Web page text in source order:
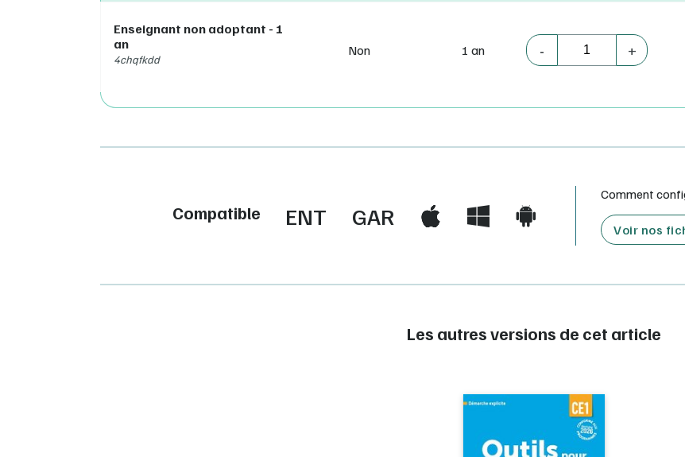
Enseignant non adoptant - 1
an
4chqfkdd
Non 1 an - +
Compatible ENT GAR
Comment
Voir nos
Les autres versions de cet article